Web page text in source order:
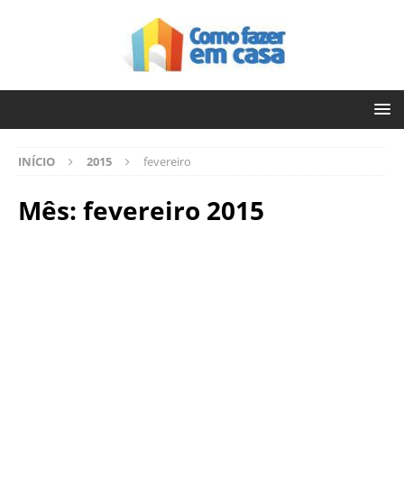
INÍCIO 2015 fevereiro
Mês: fevereiro 2015